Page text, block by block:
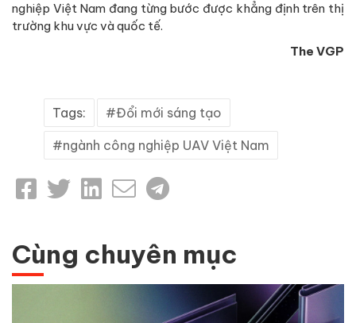
nghiệp Việt Nam đang từng bước được khẳng định trên thị
trường khu vực và quốc tế.
The VGP
Tags: Đổi mới sáng tạo
ngành công nghiệp UAV Việt Nam
Cùng chuyên mục